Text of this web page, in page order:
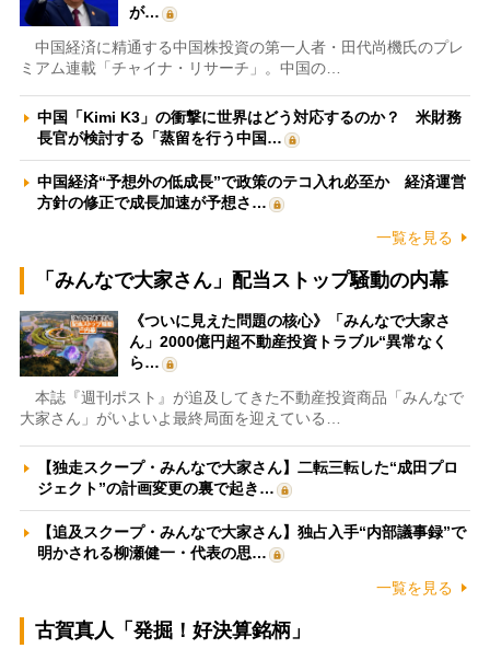
が…
中国経済に精通する中国株投資の第一人者・田代尚機氏のプレ
ミアム連載「チャイナ・リサーチ」。中国の…
中国「Kimi K3」の衝撃に世界はどう対応するのか？ 米財務
長官が検討する「蒸留を行う中国…
中国経済“予想外の低成長”で政策のテコ入れ必至か 経済運営
方針の修正で成長加速が予想さ…
一覧を見る
「みんなで大家さん」配当ストップ騒動の内幕
《ついに見えた問題の核心》「みんなで大家さ
ん」2000億円超不動産投資トラブル“異常なく
ら…
本誌『週刊ポスト』が追及してきた不動産投資商品「みんなで
大家さん」がいよいよ最終局面を迎えている…
【独走スクープ・みんなで大家さん】二転三転した“成田プロ
ジェクト”の計画変更の裏で起き…
【追及スクープ・みんなで大家さん】独占入手“内部議事録”で
明かされる柳瀬健一・代表の思…
一覧を見る
古賀真人「発掘！好決算銘柄」